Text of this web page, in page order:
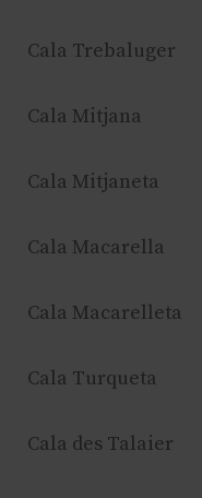
Cala Trebaluger
Cala Mitjana
Cala Mitjaneta
Cala Macarella
Cala Macarelleta
Cala Turqueta
Cala des Talaier